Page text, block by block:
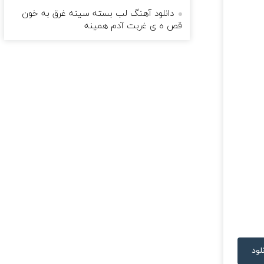
دانلود آهنگ لب بسته سینه غرق به خون
قص ه ی غربت آدم همینه